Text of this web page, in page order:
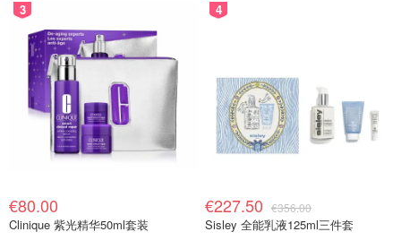
3
€80.00
Clinique 紫光精华50ml套装
4
€227.50 €356.00
Sisley 全能乳液125ml三件套